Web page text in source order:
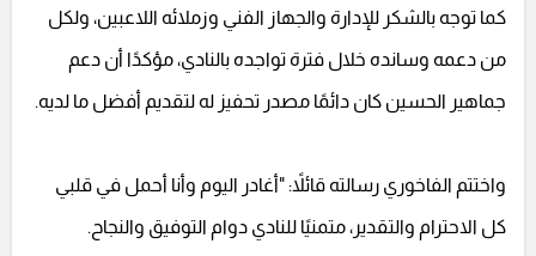
كما توجه بالشكر للإدارة والجهاز الفني وزملائه اللاعبين، ولكل
من دعمه وسانده خلال فترة تواجده بالنادي، مؤكدًا أن دعم
جماهير الحسين كان دائمًا مصدر تحفيز له لتقديم أفضل ما لديه.
واختتم الفاخوري رسالته قائلاً: "أغادر اليوم وأنا أحمل في قلبي
كل الاحترام والتقدير، متمنيًا للنادي دوام التوفيق والنجاح.